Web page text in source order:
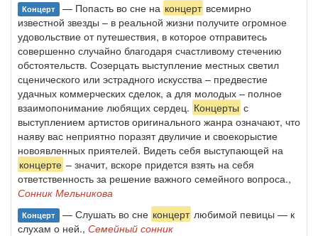
Концерт — Попасть во сне на концерт всемирно
известной звезды – в реальной жизни получите огромное
удовольствие от путешествия, в которое отправитесь
совершенно случайно благодаря счастливому стечению
обстоятельств. Созерцать выступление местных светил
сценического или эстрадного искусства – предвестие
удачных коммерческих сделок, а для молодых – полное
взаимопонимание любящих сердец. Концерты с
выступлением артистов оригинального жанра означают, что
наяву вас неприятно поразят двуличие и своекорыстие
новоявленных приятелей. Видеть себя выступающей на
концерте – значит, вскоре придется взять на себя
ответственность за решение важного семейного вопроса.,
Сонник Мельникова
Концерт — Слушать во сне концерт любимой певицы — к
слухам о ней., Семейный сонник